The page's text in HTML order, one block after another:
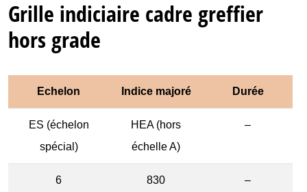
Grille indiciaire cadre greffier
hors grade
Echelon Indice majoré Durée
ES (échelon
spécial)
HEA (hors
échelle A)
–
6 830 –